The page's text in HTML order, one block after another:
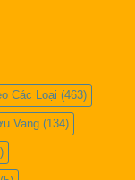
Các Loại (463)
Vang (134)